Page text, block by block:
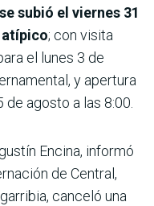
subió el viernes 31
atípico; con visita
el lunes 3 de
y apertura
agosto a las 8:00.
Encina, informó
de Central,
canceló una